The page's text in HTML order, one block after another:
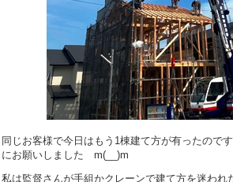
同じお客様で今日はもう1棟建て方が有ったので
にお願いしました m(__)m
私は監督さんが手組かクレーンで建て方を迷われ